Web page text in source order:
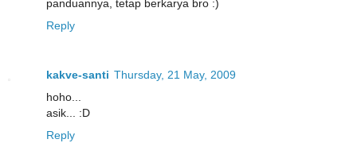
panduannya, tetap berkarya bro :)
Reply
kakve-santi Thursday, 21 May, 2009
hoho...
asik... :D
Reply